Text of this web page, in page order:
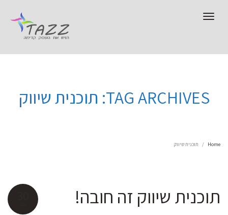
Toggle
TAG ARCHIVES: תוכנית שיווק
Home תוכנית שיווק
תוכנית שיווק זה חובה!